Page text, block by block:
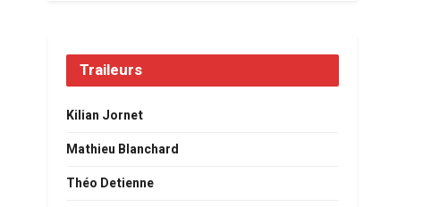
Traileurs
Kilian Jornet
Mathieu Blanchard
Théo Detienne